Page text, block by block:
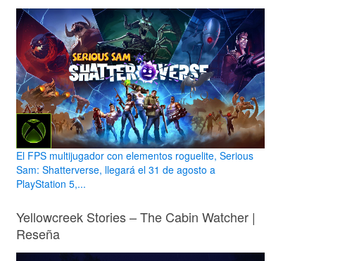
El FPS multijugador con elementos roguelite, Serious
Sam: Shatterverse, llegará el 31 de agosto a
PlayStation 5,...
Yellowcreek Stories – The Cabin Watcher |
Reseña